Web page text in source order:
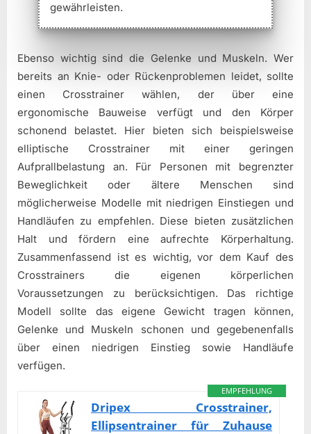
gewährleisten.
Ebenso wichtig sind die Gelenke und Muskeln. Wer
bereits an Knie- oder Rückenproblemen leidet, sollte
einen Crosstrainer wählen, der über eine
ergonomische Bauweise verfügt und den Körper
schonend belastet. Hier bieten sich beispielsweise
elliptische Crosstrainer mit einer geringen
Aufprallbelastung an. Für Personen mit begrenzter
Beweglichkeit oder ältere Menschen sind
möglicherweise Modelle mit niedrigen Einstiegen und
Handläufen zu empfehlen. Diese bieten zusätzlichen
Halt und fördern eine aufrechte Körperhaltung.
Zusammenfassend ist es wichtig, vor dem Kauf des
Crosstrainers die eigenen körperlichen
Voraussetzungen zu berücksichtigen. Das richtige
Modell sollte das eigene Gewicht tragen können,
Gelenke und Muskeln schonen und gegebenenfalls
über einen niedrigen Einstieg sowie Handläufe
verfügen.
EMPFEHLUNG
Dripex Crosstrainer,
Ellipsentrainer für Zuhause